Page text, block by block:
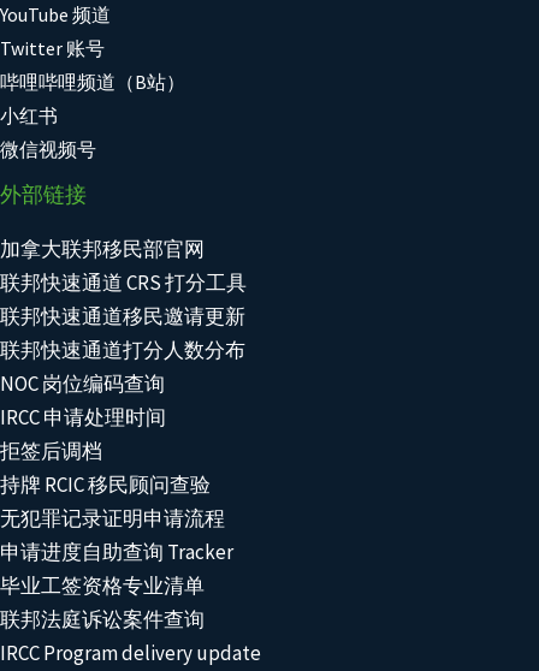
YouTube 频道
Twitter 账号
哔哩哔哩频道（B站）
小红书
微信视频号
外部链接
加拿大联邦移民部官网
联邦快速通道 CRS 打分工具
联邦快速通道移民邀请更新
联邦快速通道打分人数分布
NOC 岗位编码查询
IRCC 申请处理时间
拒签后调档
持牌 RCIC 移民顾问查验
无犯罪记录证明申请流程
申请进度自助查询 Tracker
毕业工签资格专业清单
联邦法庭诉讼案件查询
IRCC Program delivery update